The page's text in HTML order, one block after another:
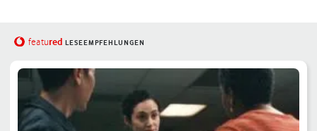
featured LESEEMPFEHLUNGEN